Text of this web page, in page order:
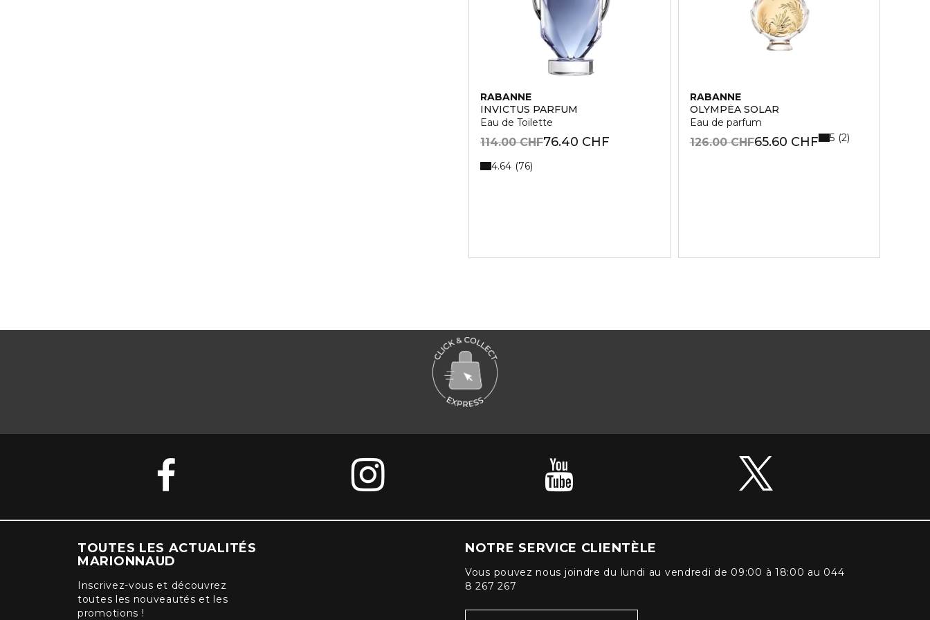
RABANNE
INVICTUS PARFUM
Eau de Toilette
76.40 CHF
114.00 CHF
4.64 76
RABANNE
OLYMPÉA SOLAR
Eau de parfum
65.60 CHF
126.00 CHF 5 2
TOUTES LES ACTUALITÉS
MARIONNAUD
Inscrivez-vous et découvrez
toutes les nouveautés et les
promotions !
NOTRE SERVICE CLIENTÈLE
Vous pouvez nous joindre du lundi au vendredi de 09:00 à 18:00 au 044
8 267 267